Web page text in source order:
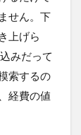
せん。下
上げら
みだって
索するの
経費の値